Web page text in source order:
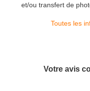
et/ou transfert de
Toutes les
Votre avis